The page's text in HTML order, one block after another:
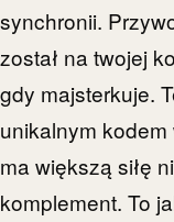
synchronii.
został na twojej
gdy majsterkuje.
unikalnym
ma większą siłę
komplement. To